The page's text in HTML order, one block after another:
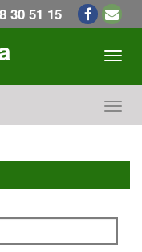
30 51 15